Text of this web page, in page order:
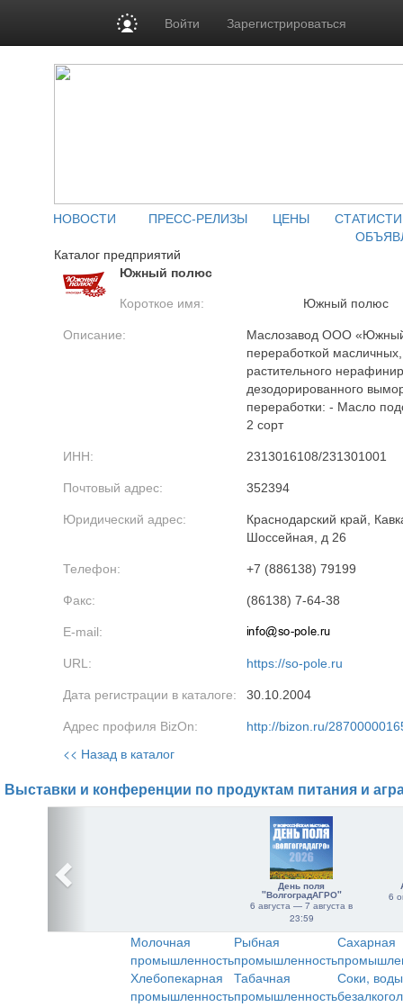
Войти Зарегистрироваться
НОВОСТИ ПРЕСС-РЕЛИЗЫ ЦЕНЫ
Каталог предприятий
Южный полюс
Короткое имя: Южный полюс
Описание:
Маслозавод ООО
переработкой
растительного
дезодорированного
переработки: - Масло
2 сорт
ИНН: 2313016108/231301001
Почтовый адрес: 352394
Юридический адрес:
Краснодарский край,
Шоссейная, д 26
Телефон: +7 (886138) 79199
Факс: (86138) 7-64-38
E-mail:
URL: https://so-pole.ru
Дата регистрации в каталоге: 30.10.2004
Адрес профиля BizOn: http://bizon.ru/
<< Назад в каталог
Выставки и конференции по продуктам питания и
День поля
"ВолгоградАГРО"
6 августа — 7 августа в
23:59
6
Молочная
промышленность
Рыбная
промышленность
Сахарная
Хлебопекарная
промышленность
Табачная
промышленность
Соки,